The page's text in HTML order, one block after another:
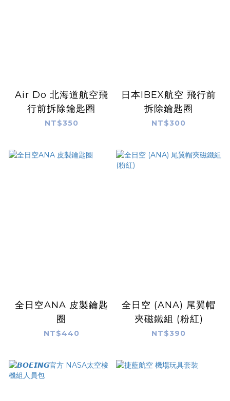
Air Do 北海道航空飛
行前拆除鑰匙圈
NT$350
日本IBEX航空 飛行前
拆除鑰匙圈
NT$300
全日空ANA 皮製鑰匙
圈
NT$440
全日空 (ANA) 尾翼帽
夾磁鐵組 (粉紅)
NT$390